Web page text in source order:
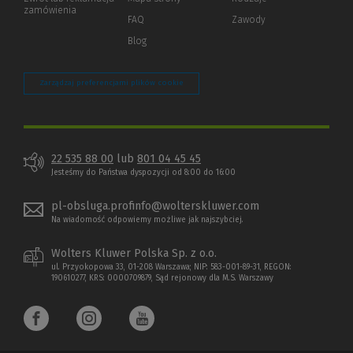
zamówienia
FAQ
Blog
Zawody
Zarządzaj preferencjami plików cookie
22 535 88 00 lub 801 04 45 45
Jesteśmy do Państwa dyspozycji od 8:00 do 16:00
pl-obsluga.profinfo@wolterskluwer.com
Na wiadomość odpowiemy możliwe jak najszybciej.
Wolters Kluwer Polska Sp. z o.o.
ul. Przyokopowa 33, 01-208 Warszawa; NIP: 583-001-89-31, REGON:
190610277, KRS: 0000709879, Sąd rejonowy dla M.S. Warszawy